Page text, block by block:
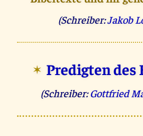
(Schreiber:Jakob
✶ Predigten des
(Schreiber:Gottfried